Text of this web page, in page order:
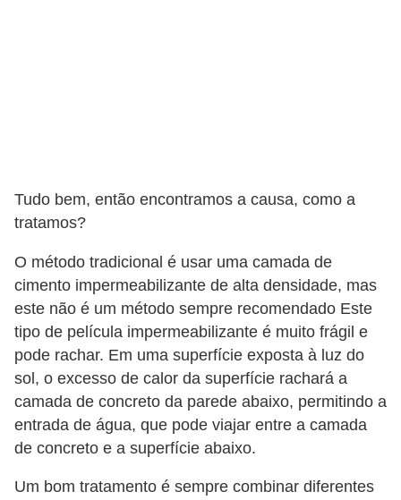
Tudo bem, então encontramos a causa, como a
tratamos?
O método tradicional é usar uma camada de
cimento impermeabilizante de alta densidade, mas
este não é um método sempre recomendado Este
tipo de película impermeabilizante é muito frágil e
pode rachar. Em uma superfície exposta à luz do
sol, o excesso de calor da superfície rachará a
camada de concreto da parede abaixo, permitindo a
entrada de água, que pode viajar entre a camada
de concreto e a superfície abaixo.
Um bom tratamento é sempre combinar diferentes